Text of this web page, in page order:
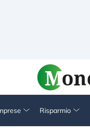
Risparmio